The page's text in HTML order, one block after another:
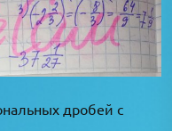
дробей с